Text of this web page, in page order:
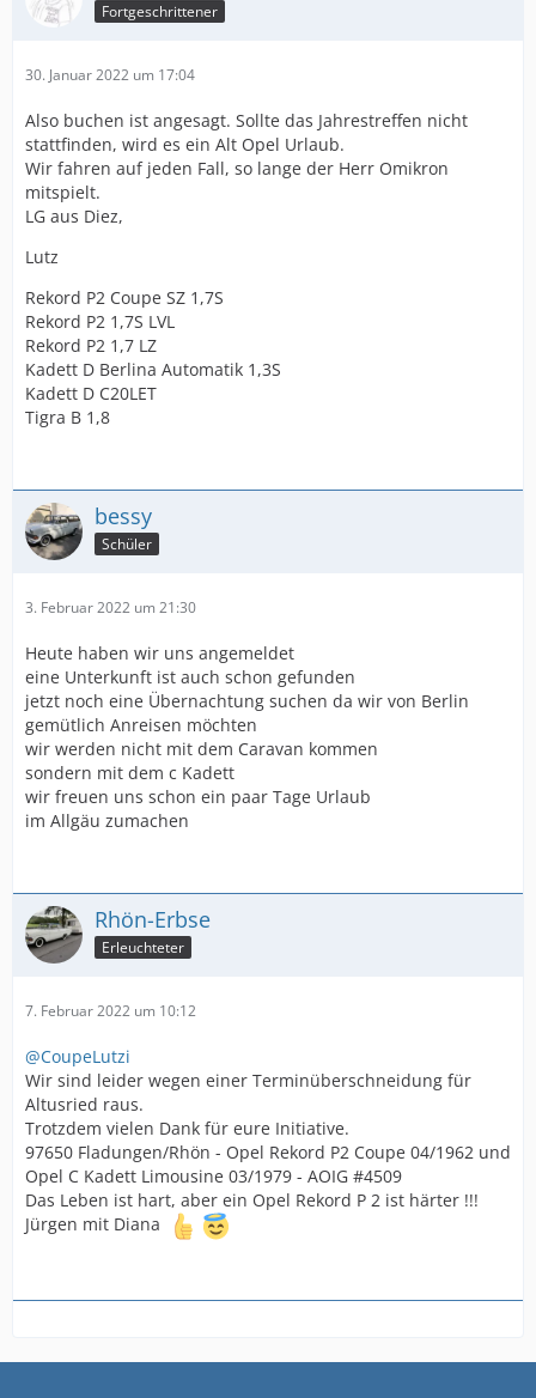
Fortgeschrittener
30. Januar 2022 um 17:04
Also buchen ist angesagt. Sollte das Jahrestreffen nicht
stattfinden, wird es ein Alt Opel Urlaub.
Wir fahren auf jeden Fall, so lange der Herr Omikron
mitspielt.
LG aus Diez,
Lutz
Rekord P2 Coupe SZ 1,7S
Rekord P2 1,7S LVL
Rekord P2 1,7 LZ
Kadett D Berlina Automatik 1,3S
Kadett D C20LET
Tigra B 1,8
bessy
Schüler
3. Februar 2022 um 21:30
Heute haben wir uns angemeldet
eine Unterkunft ist auch schon gefunden
jetzt noch eine Übernachtung suchen da wir von Berlin
gemütlich Anreisen möchten
wir werden nicht mit dem Caravan kommen
sondern mit dem c Kadett
wir freuen uns schon ein paar Tage Urlaub
im Allgäu zumachen
Rhön-Erbse
Erleuchteter
7. Februar 2022 um 10:12
@CoupeLutzi
Wir sind leider wegen einer Terminüberschneidung für
Altusried raus.
Trotzdem vielen Dank für eure Initiative.
97650 Fladungen/Rhön - Opel Rekord P2 Coupe 04/1962 und
Opel C Kadett Limousine 03/1979 - AOIG #4509
Das Leben ist hart, aber ein Opel Rekord P 2 ist härter !!!
Jürgen mit Diana